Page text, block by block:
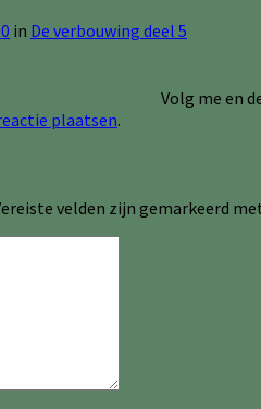
in De verbouwing deel 5
Volg me en
plaatsen.
velden zijn gemarkeerd